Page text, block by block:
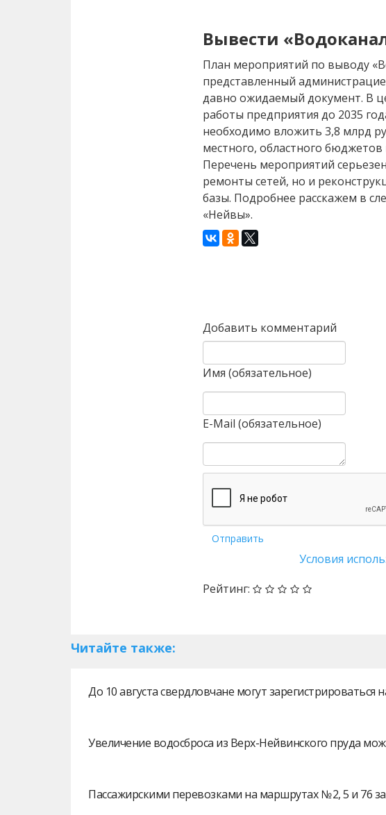
Вывести
План мероприятий по выводу
представленный
давно ожидаемый документ. В
работы предприятия до 2035
необходимо вложить 3,8 млрд
местного, областного
Перечень мероприятий
ремонты сетей, но и
базы. Подробнее расскажем в
«Нейвы».
Добавить комментарий
Имя (обязательное)
E-Mail (обязательное)
Отправить
Условия
Рейтинг:
Читайте также:
До 10 августа свердловчане могут
Увеличение водосброса из Верх-Нейвинского пруда
Пассажирскими перевозками на маршрутах № 2, 5 и 76